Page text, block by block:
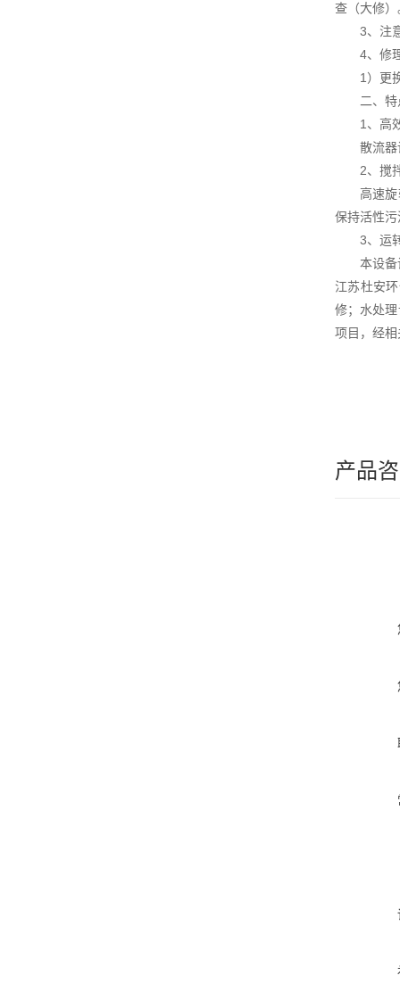
查（大修）
3、注意
4、修理
1）更换
二、特
1、高
散流器设
2、搅
高速旋转
保持活性
3、运转
本设备设
江苏杜安
修；水处
项目，经
产品